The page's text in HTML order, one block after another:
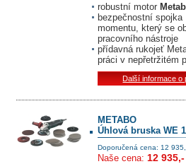
robustní motor
bezpečnostní spojka
momentu, který se
pracovního nástroje
přídavná rukojeť
práci v nepřetržitém
Další informace o
METABO
Úhlová bruska WE
Doporučená cena: 12
Naše cena: 12